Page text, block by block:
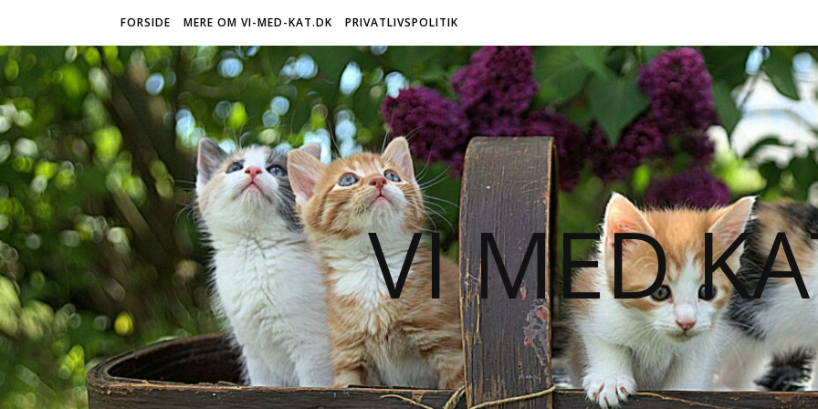
FORSIDE MERE OM VI-MED-KAT.DK PRIVATLIVSPOLITIK
VI MED